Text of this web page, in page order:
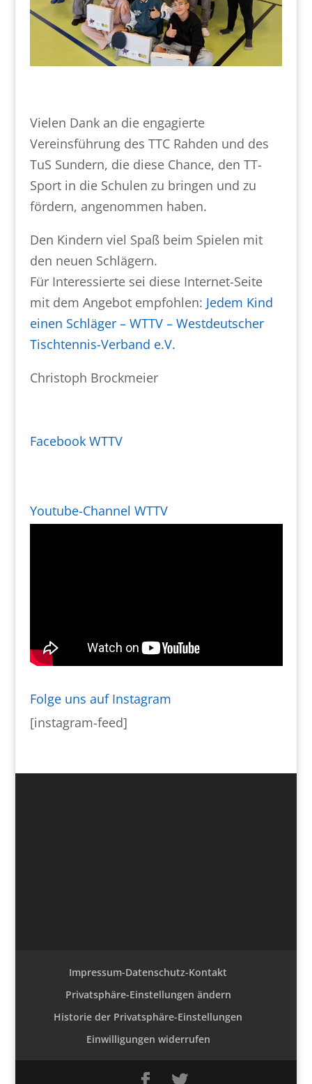
Vielen Dank an die engagierte
Vereinsführung des TTC Rahden und des
TuS Sundern, die diese Chance, den TT-
Sport in die Schulen zu bringen und zu
fördern, angenommen haben.
Den Kindern viel Spaß beim Spielen mit
den neuen Schlägern.
Für Interessierte sei diese Internet-Seite
mit dem Angebot empfohlen: Jedem Kind
einen Schläger – WTTV – Westdeutscher
Tischtennis-Verband e.V.
Christoph Brockmeier
Facebook WTTV
Youtube-Channel WTTV
Folge uns auf Instagram
[instagram-feed]
Impressum-Datenschutz-Kontakt
Privatsphäre-Einstellungen ändern
Historie der Privatsphäre-Einstellungen
Einwilligungen widerrufen